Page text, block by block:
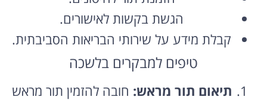
הגשת בקשות לאישורים.
קבלת מידע על שירותי הבריאות הסביבתית.
טיפים למבקרים בלשכה
תיאום תור מראש: חובה להזמין תור מראש